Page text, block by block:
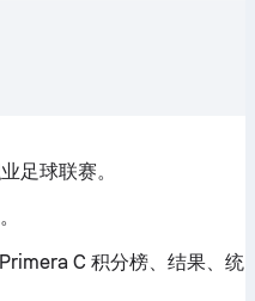
足球联赛。
C 积分榜、结果、统